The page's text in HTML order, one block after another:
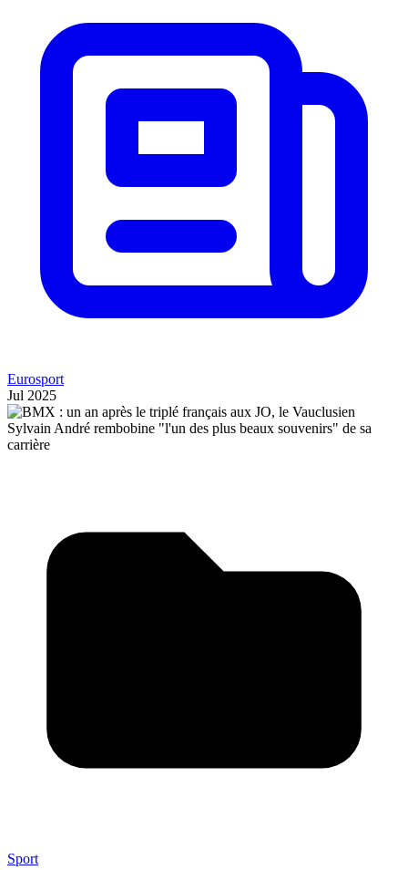
Eurosport
Jul 2025
Sport